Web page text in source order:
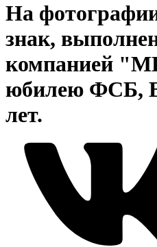
На
знак,
компанией
юбилею ФСБ,
лет.